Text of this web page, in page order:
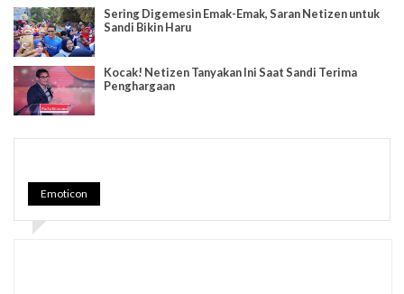
Sering Digemesin Emak-Emak, Saran Netizen untuk
Sandi Bikin Haru
Kocak! Netizen Tanyakan Ini Saat Sandi Terima
Penghargaan
Emoticon